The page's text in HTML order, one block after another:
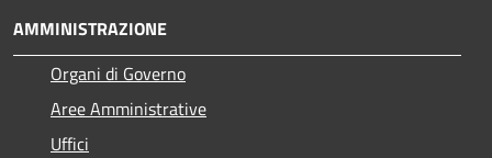
AMMINISTRAZIONE
Organi di Governo
Aree Amministrative
Uffici